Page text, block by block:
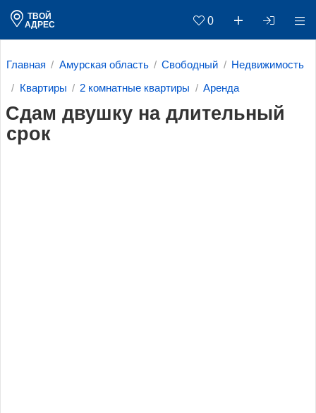
ТВОЙ
АДРЕС
0
Главная Амурская область Свободный Недвижимость
Квартиры 2 комнатные квартиры Аренда
Сдам двушку на длительный
срок